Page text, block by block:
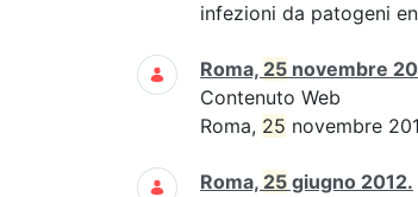
infezioni da patogeni
Roma, 25 novembre
Contenuto Web
Roma, 25 novembre
Roma, 25 giugno 2012.